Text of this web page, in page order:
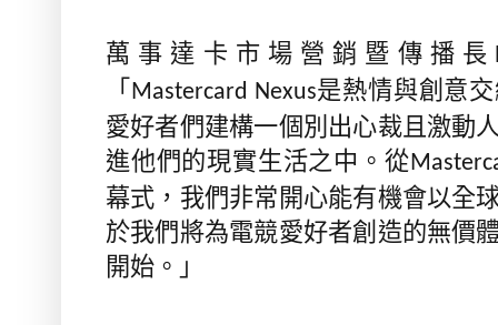
萬事達卡市場營銷暨傳播長
「 Mastercard Nexus是熱情與創意
愛好者們建構一個別出心裁且激動
進他們的現實生活之中。從
幕式，我們非常開心能有機會以全
於我們將為電競愛好者創造的無價
開始。」